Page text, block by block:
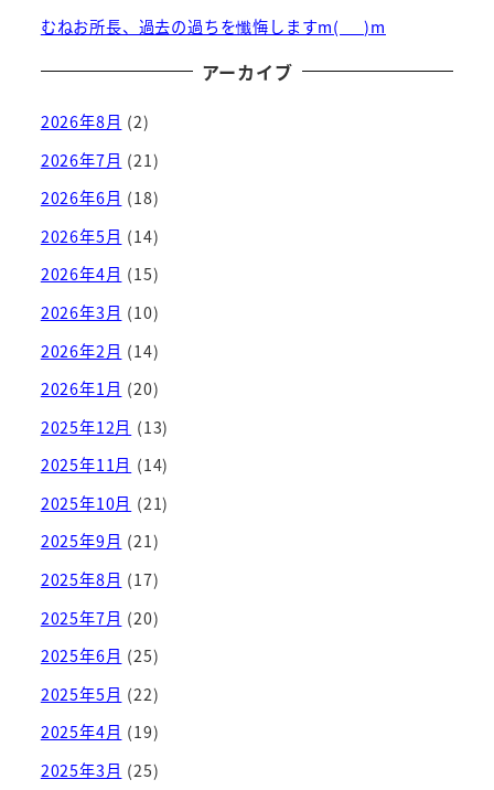
むねお所長、過去の過ちを懺悔しますm(_ _)m
アーカイブ
2026年8月 (2)
2026年7月 (21)
2026年6月 (18)
2026年5月 (14)
2026年4月 (15)
2026年3月 (10)
2026年2月 (14)
2026年1月 (20)
2025年12月 (13)
2025年11月 (14)
2025年10月 (21)
2025年9月 (21)
2025年8月 (17)
2025年7月 (20)
2025年6月 (25)
2025年5月 (22)
2025年4月 (19)
2025年3月 (25)